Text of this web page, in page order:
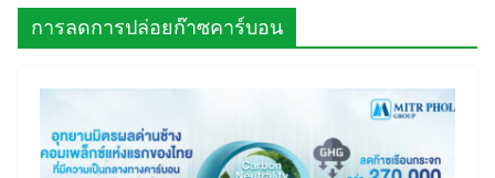
การลดการปล่อยก๊าซคาร์บอน